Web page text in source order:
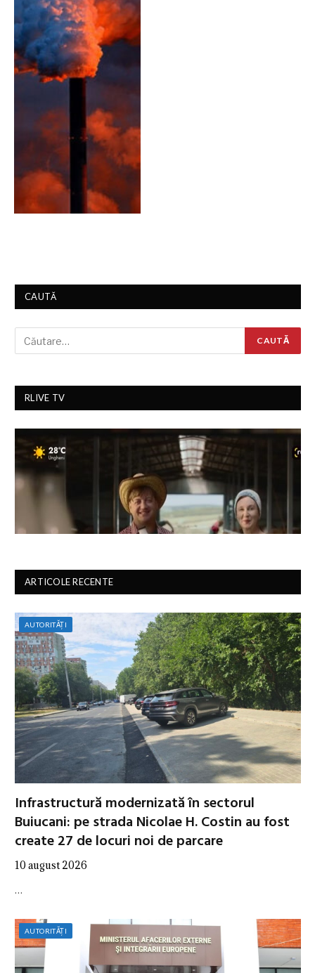
CAUTĂ
RLIVE TV
ARTICOLE RECENTE
AUTORITĂȚI
Infrastructură modernizată în sectorul
Buiucani: pe strada Nicolae H. Costin au fost
create 27 de locuri noi de parcare
10 august 2026
…
AUTORITĂȚI